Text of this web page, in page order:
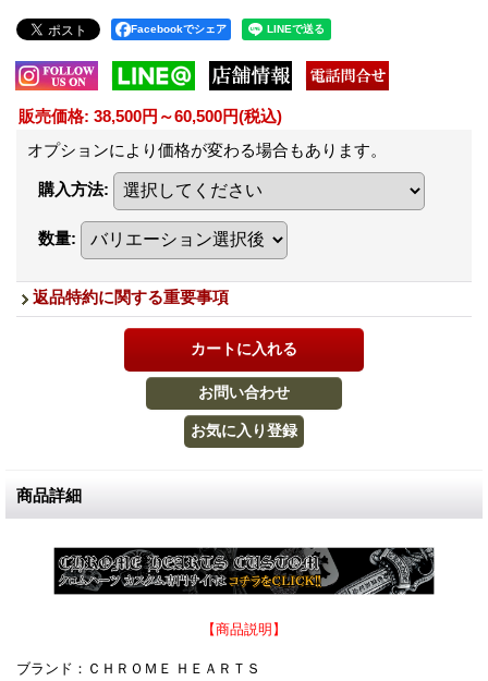
Facebookでシェア
販売価格: 38,500円～60,500円(税込)
オプションにより価格が変わる場合もあります。
購入方法:
数量:
返品特約に関する重要事項
商品詳細
【商品説明】
ブランド：ＣＨＲＯＭＥ ＨＥＡＲＴＳ